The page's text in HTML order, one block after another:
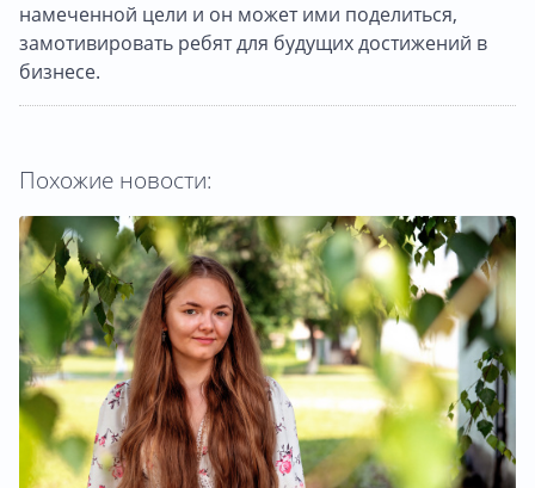
намеченной цели и он может ими поделиться,
замотивировать ребят для будущих достижений в
бизнесе.
Похожие новости: